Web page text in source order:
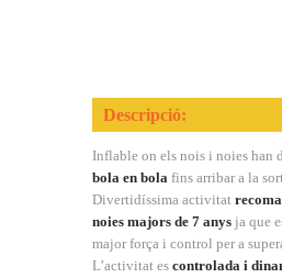
Descripció:
Inflable on els nois i noies han
bola en bola fins arribar a la
Divertidíssima activitat
noies majors de 7 anys ja que
major força i control per a
L’activitat es controlada i